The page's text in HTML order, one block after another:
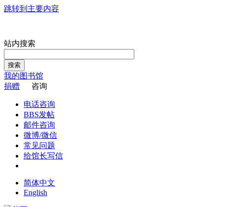
跳转到主要内容
站内搜索
搜索
我的图书馆
捐赠
咨询
电话咨询
BBS发帖
邮件咨询
微博/微信
常见问题
给馆长写信
简体中文
English